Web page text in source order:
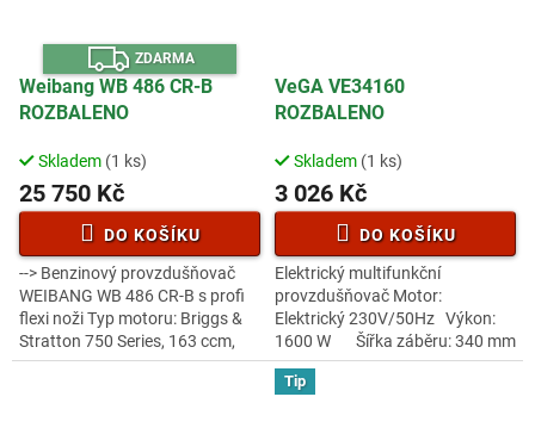
Z
D
A
R
M
ZDARMA
Weibang WB 486 CR-B
ROZBALENO
Skladem (1 ks)
25 750 Kč
DO KOŠÍKU
--> Benzinový provzdušňovač
WEIBANG WB 486 CR-B s profi
flexi noži Typ motoru: Briggs &
Stratton 750 Series, 163 ccm,
5HP Startování: Ruční Šířka
VeGA VE34160
ROZBALENO
Skladem (1 ks)
3 026 Kč
DO KOŠÍKU
Elektrický multifunkční
provzdušňovač Motor:
Elektrický 230V/50Hz Výkon:
1600 W Šířka záběru: 340 mm
Nastavení výšky: Centrální
Provzdušňování: Válec s
Tip